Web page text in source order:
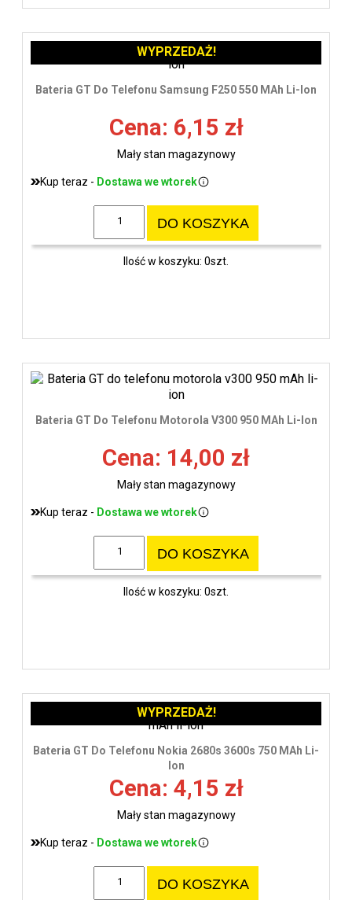
Bateria GT Do Telefonu Samsung F250 550 MAh Li-Ion
Cena: 6,15 zł
Mały stan magazynowy
Kup teraz - Dostawa we wtorek
DO KOSZYKA
Ilość w koszyku: 0szt.
WYPRZEDAŻ!
Bateria GT Do Telefonu Motorola V300 950 MAh Li-Ion
Cena: 14,00 zł
Mały stan magazynowy
Kup teraz - Dostawa we wtorek
DO KOSZYKA
Ilość w koszyku: 0szt.
Bateria GT Do Telefonu Nokia 2680s 3600s 750 MAh Li-
Ion
Cena: 4,15 zł
Mały stan magazynowy
Kup teraz - Dostawa we wtorek
DO KOSZYKA
WYPRZEDAŻ!